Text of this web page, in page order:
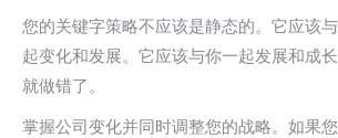
您的关键字策略不应该是静态的。它应该
起变化和发展。它应该与你一起发展和成
就做错了。
掌握公司变化并同时调整您的战略。如果